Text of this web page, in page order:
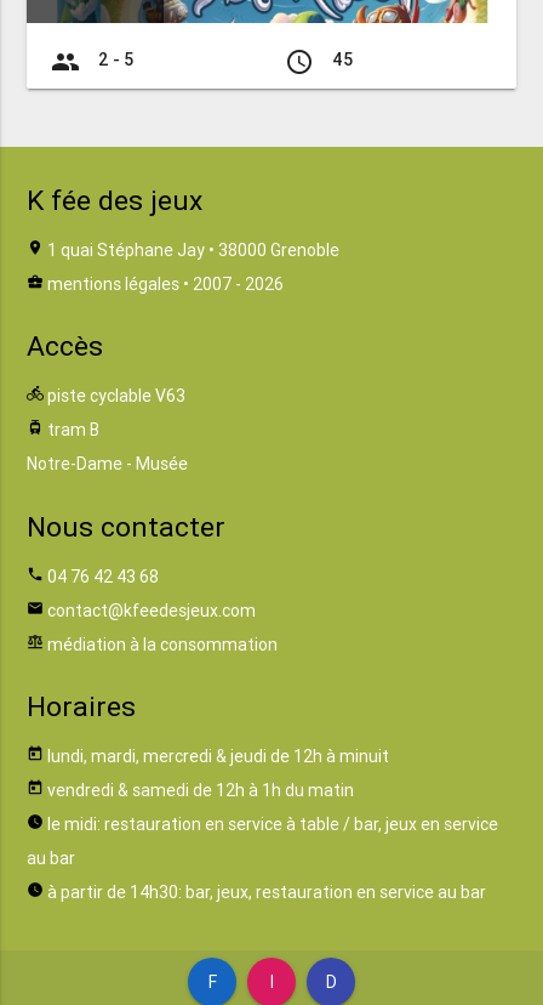
group 2 - 5 access_time 45
K fée des jeux
location_on 1 quai Stéphane Jay • 38000 Grenoble
business_center mentions légales • 2007 - 2026
Accès
directions_bike piste cyclable V63
tram tram B
Notre-Dame - Musée
Nous contacter
phone 04 76 42 43 68
email contact@kfeedesjeux.com
balance médiation à la consommation
Horaires
today lundi, mardi, mercredi & jeudi de 12h à minuit
today vendredi & samedi de 12h à 1h du matin
watch_later le midi: restauration en service à table / bar, jeux en service
au bar
watch_later à partir de 14h30: bar, jeux, restauration en service au bar
F D